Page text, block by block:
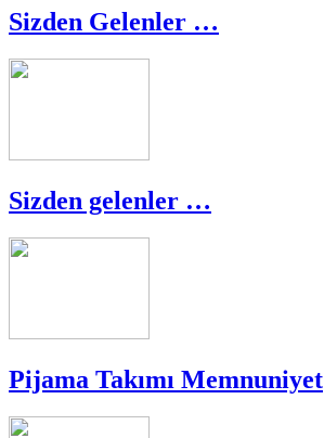
Sizden Gelenler …
Sizden gelenler …
Pijama Takımı Memnuniyet